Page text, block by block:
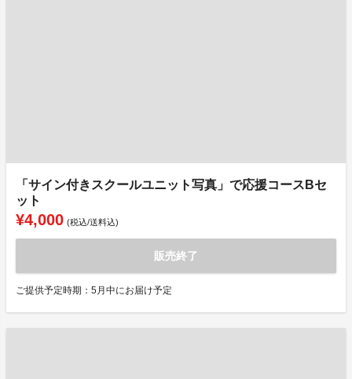
「サイン付きスクールユニット写真」で応援コースBセ
ット
¥4,000 (税込/送料込)
販売終了
ご提供予定時期：5月中にお届け予定